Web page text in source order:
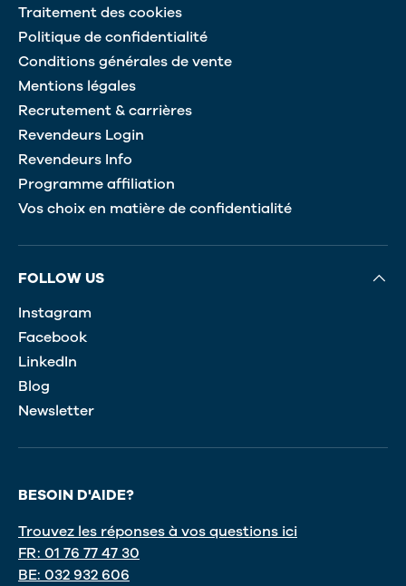
Traitement des cookies
Politique de confidentialité
Conditions générales de vente
Mentions légales
Recrutement & carrières
Revendeurs Login
Revendeurs Info
Programme affiliation
Vos choix en matière de confidentialité
FOLLOW US
Instagram
Facebook
LinkedIn
Blog
Newsletter
BESOIN D'AIDE?
Trouvez les réponses à vos questions ici
FR: 01 76 77 47 30
BE: 032 932 606